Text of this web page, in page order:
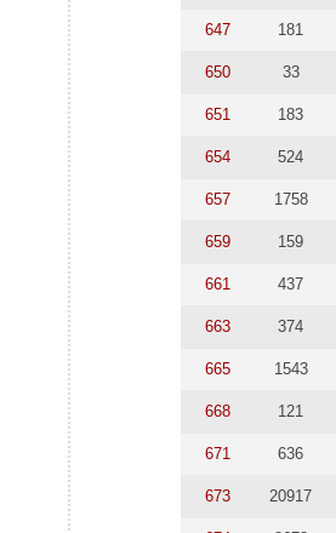
647 181
650 33
651 183
654 524
657 1758
659 159
661 437
663 374
665 1543
668 121
671 636
673 20917